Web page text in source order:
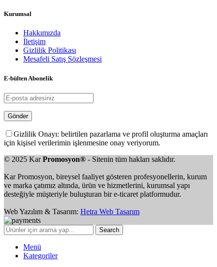
Kurumsal
Hakkımızda
İletişim
Gizlilik Politikası
Mesafeli Satış Sözleşmesi
E-bülten Abonelik
Gizlilik Onayı: belirtilen pazarlama ve profil oluşturma amaçları
için kişisel verilerimin işlenmesine onay veriyorum.
© 2025 KarPromosyon® - Sitenin tüm hakları saklıdır.
Kar Promosyon, bireysel faaliyet gösteren profesyonellerin, kurum
ve marka çatımız altında, ürün ve hizmetlerini, kurumsal yapı
desteğiyle müşteriyle buluşturan bir e-ticaret platformudur.
Web Yazılım & Tasarım: Hetra Web Tasarım
Search
Menü
Kategoriler